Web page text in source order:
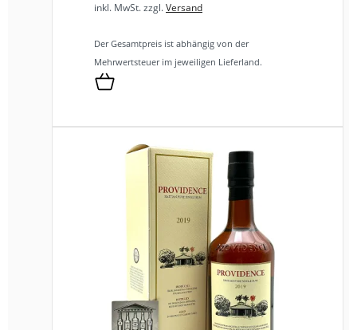
inkl. MwSt.zzgl.Versand
Der Gesamtpreis ist abhängig von der
Mehrwertsteuer im jeweiligen Lieferland.